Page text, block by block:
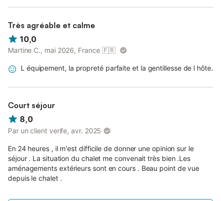
Très agréable et calme
10,0
Martine C., mai 2026, France 🇫🇷
L équipement, la propreté parfaite et la gentillesse de l hôte.
Court séjour
8,0
Par un client verife, avr. 2025
En 24 heures , il m'est difficile de donner une opinion sur le
séjour . La situation du chalet me convenait très bien .Les
aménagements extérieurs sont en cours . Beau point de vue
depuis le chalet .